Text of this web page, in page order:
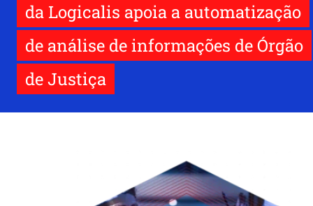
da Logicalis apoia a automatização
de análise de informações de Órgão
de Justiça